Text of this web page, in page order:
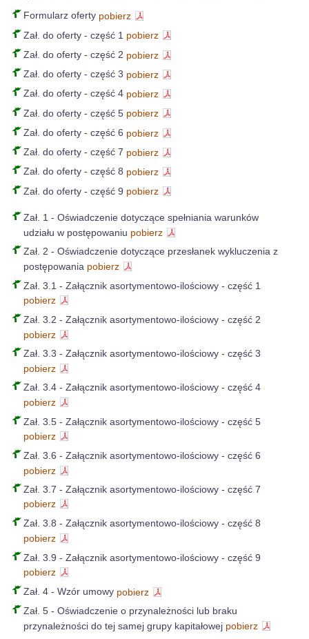
Formularz oferty pobierz
Zał. do oferty - część 1 pobierz
Zał. do oferty - część 2 pobierz
Zał. do oferty - część 3 pobierz
Zał. do oferty - część 4 pobierz
Zał. do oferty - część 5 pobierz
Zał. do oferty - część 6 pobierz
Zał. do oferty - część 7 pobierz
Zał. do oferty - część 8 pobierz
Zał. do oferty - część 9 pobierz
Zał. 1 - Oświadczenie dotyczące spełniania warunków
udziału w postępowaniu pobierz
Zał. 2 - Oświadczenie dotyczące przesłanek wykluczenia z
postępowania pobierz
Zał. 3.1 - Załącznik asortymentowo-ilościowy - część 1
pobierz
Zał. 3.2 - Załącznik asortymentowo-ilościowy - część 2
pobierz
Zał. 3.3 - Załącznik asortymentowo-ilościowy - część 3
pobierz
Zał. 3.4 - Załącznik asortymentowo-ilościowy - część 4
pobierz
Zał. 3.5 - Załącznik asortymentowo-ilościowy - część 5
pobierz
Zał. 3.6 - Załącznik asortymentowo-ilościowy - część 6
pobierz
Zał. 3.7 - Załącznik asortymentowo-ilościowy - część 7
pobierz
Zał. 3.8 - Załącznik asortymentowo-ilościowy - część 8
pobierz
Zał. 3.9 - Załącznik asortymentowo-ilościowy - część 9
pobierz
Zał. 4 - Wzór umowy pobierz
Zał. 5 - Oświadczenie o przynależności lub braku
przynależności do tej samej grupy kapitałowej pobierz